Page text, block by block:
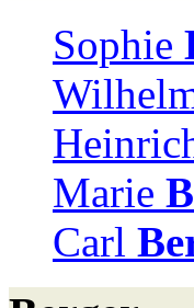
Sophie
Marie
Carl